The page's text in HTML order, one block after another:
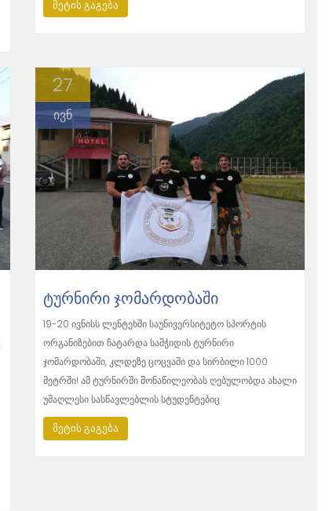
მეტის გაგება
27
ივნ
ᲢᲣᲠᲜᲘᲠᲘ ᲯᲝᲛᲐᲠᲓᲝᲑᲐᲨᲘ
19-20 ივნისს ლენტეხში საუნივერსიტეტო სპორტის
ორგანიზებით ჩატარდა სამჭიდის ტურნირი
ჯომარდობაში, კლდეზე ცოცვაში და სირბილი 1000
მეტრში! ამ ტურნირში მონაწილეობას ღებულობდა ახალი
უმაღლესი სასწავლებლის სტუდენტებიც
მეტის გაგება